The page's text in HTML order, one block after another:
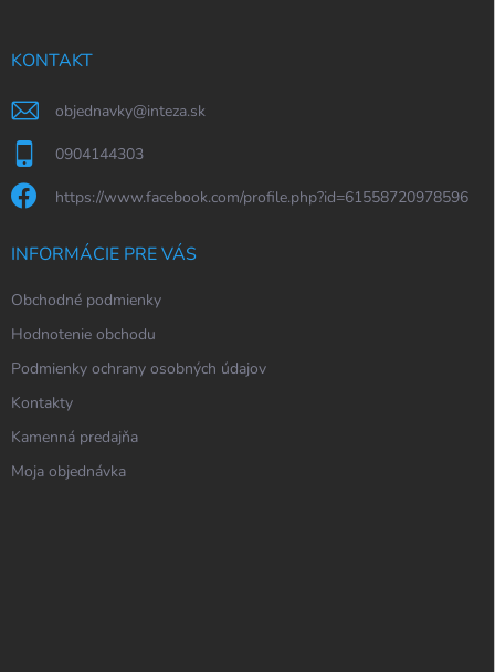
KONTAKT
objednavky@inteza.sk
0904144303
https://www.facebook.com/profile.php?id=61558720978596
INFORMÁCIE PRE VÁS
Obchodné podmienky
Hodnotenie obchodu
Podmienky ochrany osobných údajov
Kontakty
Kamenná predajňa
Moja objednávka